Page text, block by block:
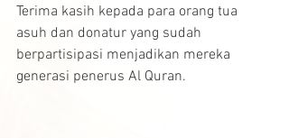
Terima kasih kepada para orang tua
asuh dan donatur yang sudah
berpartisipasi menjadikan mereka
generasi penerus Al Quran.